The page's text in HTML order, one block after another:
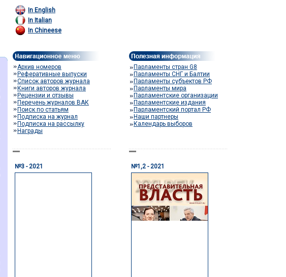
In English
In Italian
In Chineese
Архив номеров
Реферативные выпуски
Список авторов журнала
Книги авторов журнала
Рецензии и отзывы
Перечень журналов ВАК
Поиск по статьям
Подписка на журнал
Подписка на рассылку
Награды
Парламенты стран G8
Парламенты СНГ и Балтии
Парламенты субъектов РФ
Парламенты мира
Парламентские организации
Парламентские издания
Парламентский портал РФ
Наши партнеры
Календарь выборов
№3 - 2021 №1,2 - 2021